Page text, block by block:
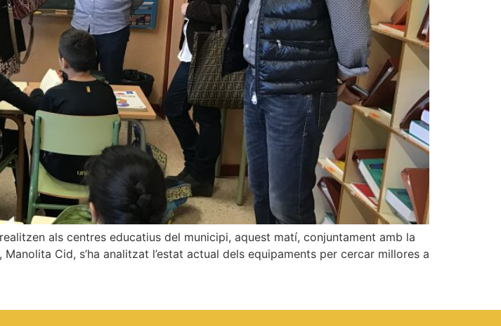
als centres educatius del municipi, aquest matí, conjuntament amb la
Cid, s’ha analitzat l’estat actual dels equipaments per cercar millores a